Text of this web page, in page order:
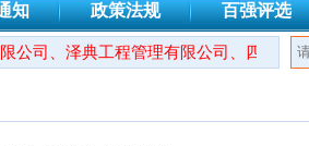
知 政策法规 百强评选
司、泽典工程管理有限公司、四川秦